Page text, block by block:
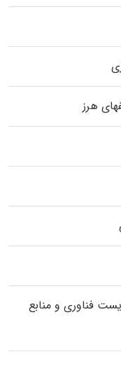
هرز
فناوری و منابع